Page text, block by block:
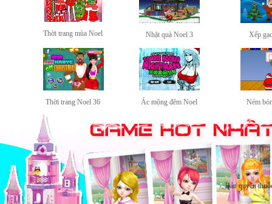
Thời trang mùa Noel Nhặt quà Noel 3 Xếp
Thời trang Noel 36 Ác mộng đêm Noel Ném
Bản quyền